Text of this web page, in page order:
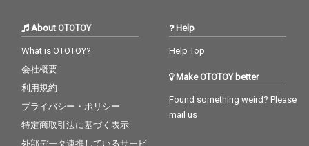
About OTOTOY
What is OTOTOY?
会社概要
利用規約
プライバシー・ポリシー
特定商取引法に基づく表示
外部データ連携しているサービ
Help
Help Top
Make OTOTOY better
Found something weird? Please
mail us